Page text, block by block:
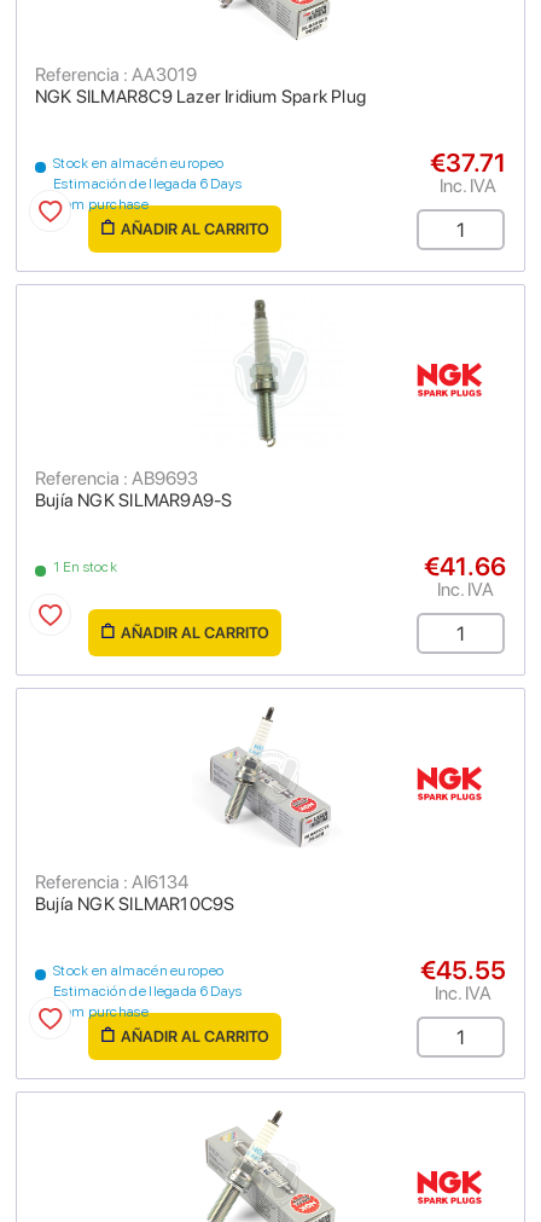
NGK SILMAR8C9 Lazer Iridium Spark Plug
Referencia : AA3019
Stock en almacén europeo
Estimación de llegada 6 Days
from purchase
€37.71
Inc. IVA
AÑADIR AL CARRITO
Bujía NGK SILMAR9A9-S
Referencia : AB9693
1 En stock €41.66
Inc. IVA
AÑADIR AL CARRITO
Bujía NGK SILMAR10C9S
Referencia : AI6134
Stock en almacén europeo
Estimación de llegada 6 Days
from purchase
€45.55
Inc. IVA
AÑADIR AL CARRITO